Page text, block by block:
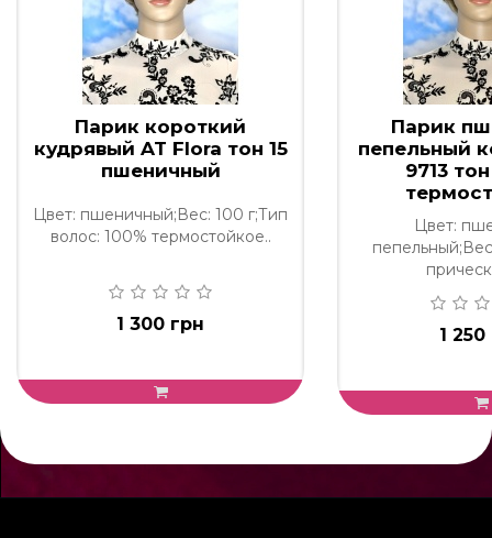
Парик короткий
кудрявый AT Flora тон 15
пшеничный
Цвет: пшеничный;Вес: 100 г;Тип
волос: 100% термостойкое..
1 300 грн
Парик
пепельный
9713 тон
Цвет:
1 250